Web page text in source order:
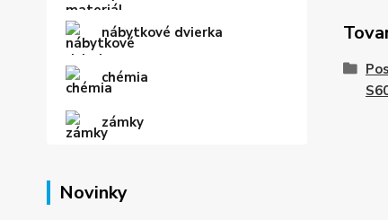
nábytkové dvierka
chémia
zámky
Novinky